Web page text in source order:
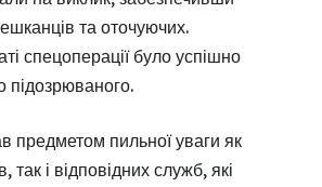
та оточуючих.
спецоперації було успішно
підозрюваного.
предметом пильної уваги як
так і відповідних служб, які